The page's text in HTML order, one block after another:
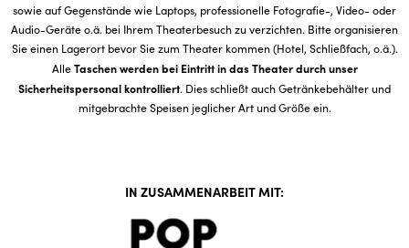
sowie auf Gegenstände wie Laptops, professionelle Fotografie-, Video- oder
Audio-Geräte o.ä. bei Ihrem Theaterbesuch zu verzichten. Bitte organisieren
Sie einen Lagerort bevor Sie zum Theater kommen (Hotel, Schließfach, o.ä.).
AlleTaschen werden bei Eintritt in das Theater durch unser
Sicherheitspersonal kontrolliert. Dies schließt auch Getränkebehälter und
mitgebrachte Speisen jeglicher Art und Größe ein.
IN ZUSAMMENARBEIT MIT: